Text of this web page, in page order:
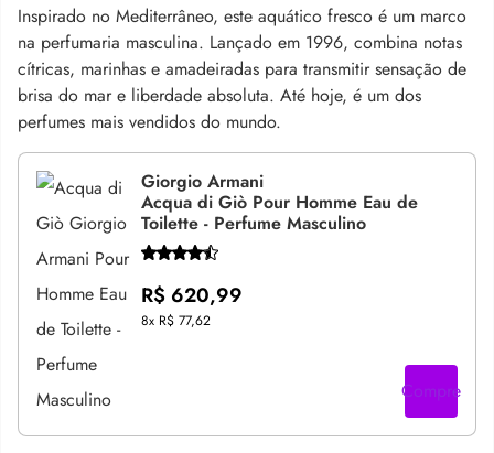
Inspirado no Mediterrâneo, este aquático fresco é um marco
na perfumaria masculina. Lançado em 1996, combina notas
cítricas, marinhas e amadeiradas para transmitir sensação de
brisa do mar e liberdade absoluta. Até hoje, é um dos
perfumes mais vendidos do mundo.
Giorgio Armani
Acqua di Giò Pour Homme Eau de
Toilette - Perfume Masculino
R$ 620,99
8x R$ 77,62
Compre